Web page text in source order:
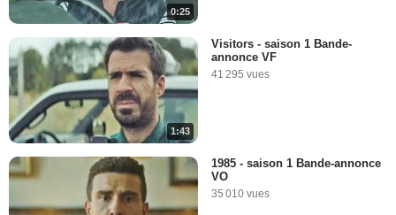
0:25
1:43
Visitors - saison 1 Bande-
annonce VF
41 295 vues
1985 - saison 1 Bande-annonce
VO
35 010 vues